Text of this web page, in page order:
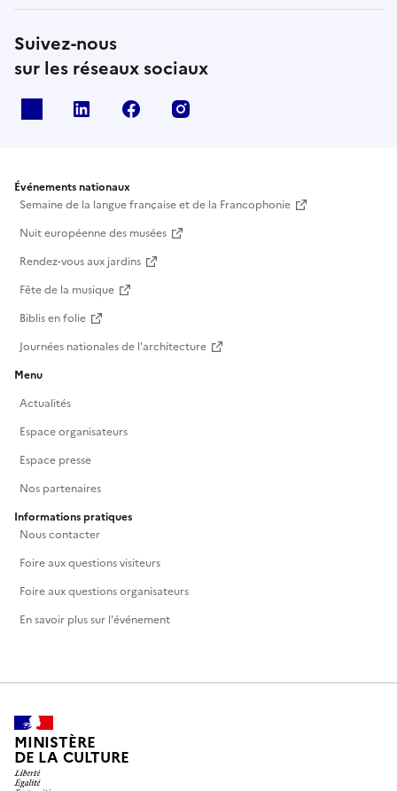
Suivez-nous
sur les réseaux sociaux
Linkedin Facebook
Événements nationaux
Semaine de la langue française et de la Francophonie
Nuit européenne des musées
Rendez-vous aux jardins
Fête de la musique
Biblis en folie
Journées nationales de l'architecture
Menu
Actualités
Espace organisateurs
Espace presse
Nos partenaires
Informations pratiques
Nous contacter
Foire aux questions visiteurs
Foire aux questions organisateurs
En savoir plus sur l'événement
MINISTÈRE
DE LA CULTURE